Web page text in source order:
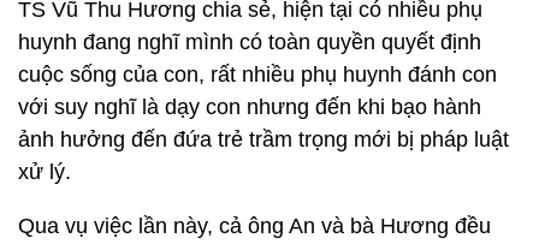
TS Vũ Thu Hương chia sẻ, hiện tại có nhiều phụ
huynh đang nghĩ mình có toàn quyền quyết định
cuộc sống của con, rất nhiều phụ huynh đánh con
với suy nghĩ là dạy con nhưng đến khi bạo hành
ảnh hưởng đến đứa trẻ trầm trọng mới bị pháp luật
xử lý.
Qua vụ việc lần này, cả ông An và bà Hương đều